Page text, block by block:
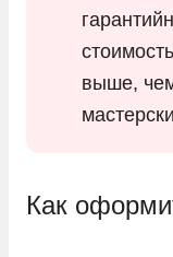
выше,
Как